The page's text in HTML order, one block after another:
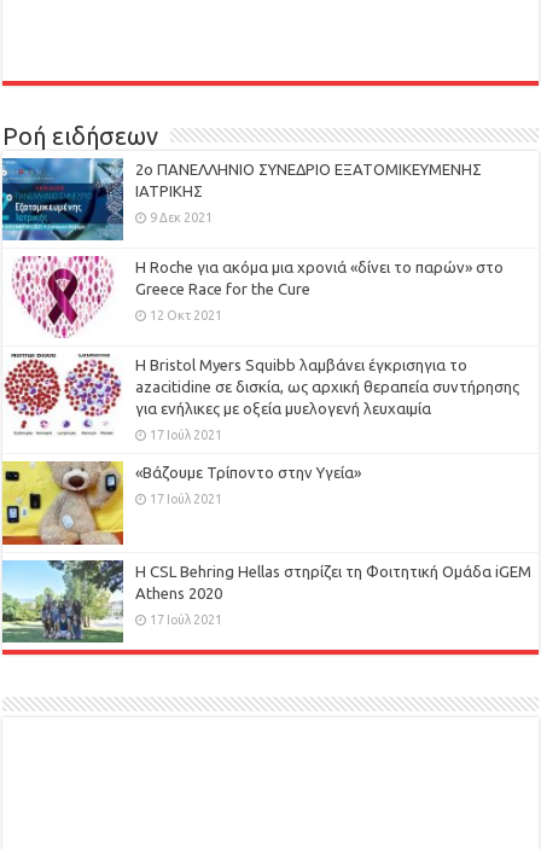
Ροή ειδήσεων
2ο ΠΑΝΕΛΛΗΝΙΟ ΣΥΝΕΔΡΙΟ ΕΞΑΤΟΜΙΚΕΥΜΕΝΗΣ
ΙΑΤΡΙΚΗΣ
9 Δεκ 2021
H Roche για ακόμα μια χρονιά «δίνει το παρών» στο
Greece Race for the Cure
12 Οκτ 2021
Η Bristol Myers Squibb λαμβάνει έγκρισηγια το
azacitidine σε δισκία, ως αρχική θεραπεία συντήρησης
για ενήλικες με οξεία μυελογενή λευχαιμία
17 Ιούλ 2021
«Βάζουμε Τρίποντο στην Υγεία»
17 Ιούλ 2021
H CSL Behring Hellas στηρίζει τη Φοιτητική Ομάδα iGEM
Athens 2020
17 Ιούλ 2021